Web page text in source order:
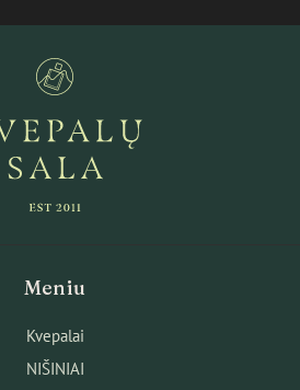
Meniu
Kvepalai
NIŠINIAI